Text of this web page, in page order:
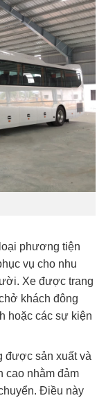
phương tiện
vụ cho nhu
Xe được trang
khách đông
hoặc các sự kiện
được sản xuất và
cao nhằm đảm
Điều này